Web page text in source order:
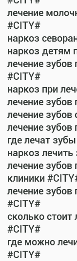
лечение
#CITY#
наркоз
наркоз детям
лечение
#CITY#
наркоз при
лечение
лечение
лечение
где лечат
наркоз
лечение
клиники
лечение
#CITY#
сколько
#CITY#
где можно
#CITY#